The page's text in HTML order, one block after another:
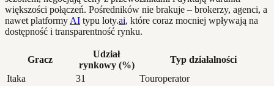
większości połączeń. Pośredników nie brakuje – brokerzy, agenci, a
nawet platformy AI typu loty.ai, które coraz mocniej wpływają na
dostępność i transparentność rynku.
Gracz
Udział
rynkowy (%)
Typ działalności
Itaka
31
Touroperator